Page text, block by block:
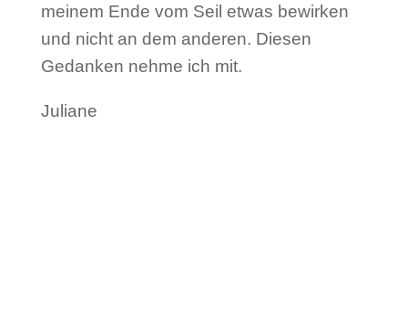
meinem Ende vom Seil etwas bewirken
und nicht an dem anderen. Diesen
Gedanken nehme ich mit.
Juliane